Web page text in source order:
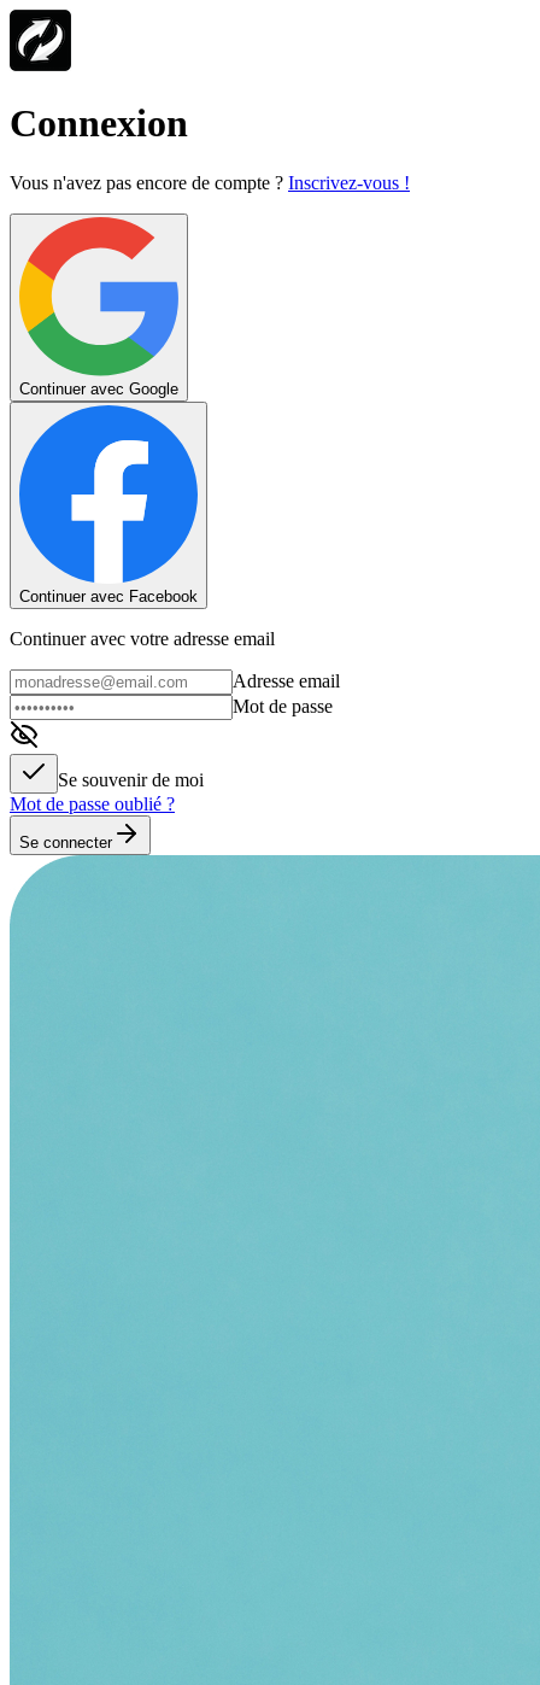
Connexion
Vous n'avez pas encore de compte ? Inscrivez-vous !
Continuer avec Google
Continuer avec Facebook
Continuer avec votre adresse email
Adresse email
Mot de passe
Se souvenir de moi
Mot de passe oublié ?
Se connecter